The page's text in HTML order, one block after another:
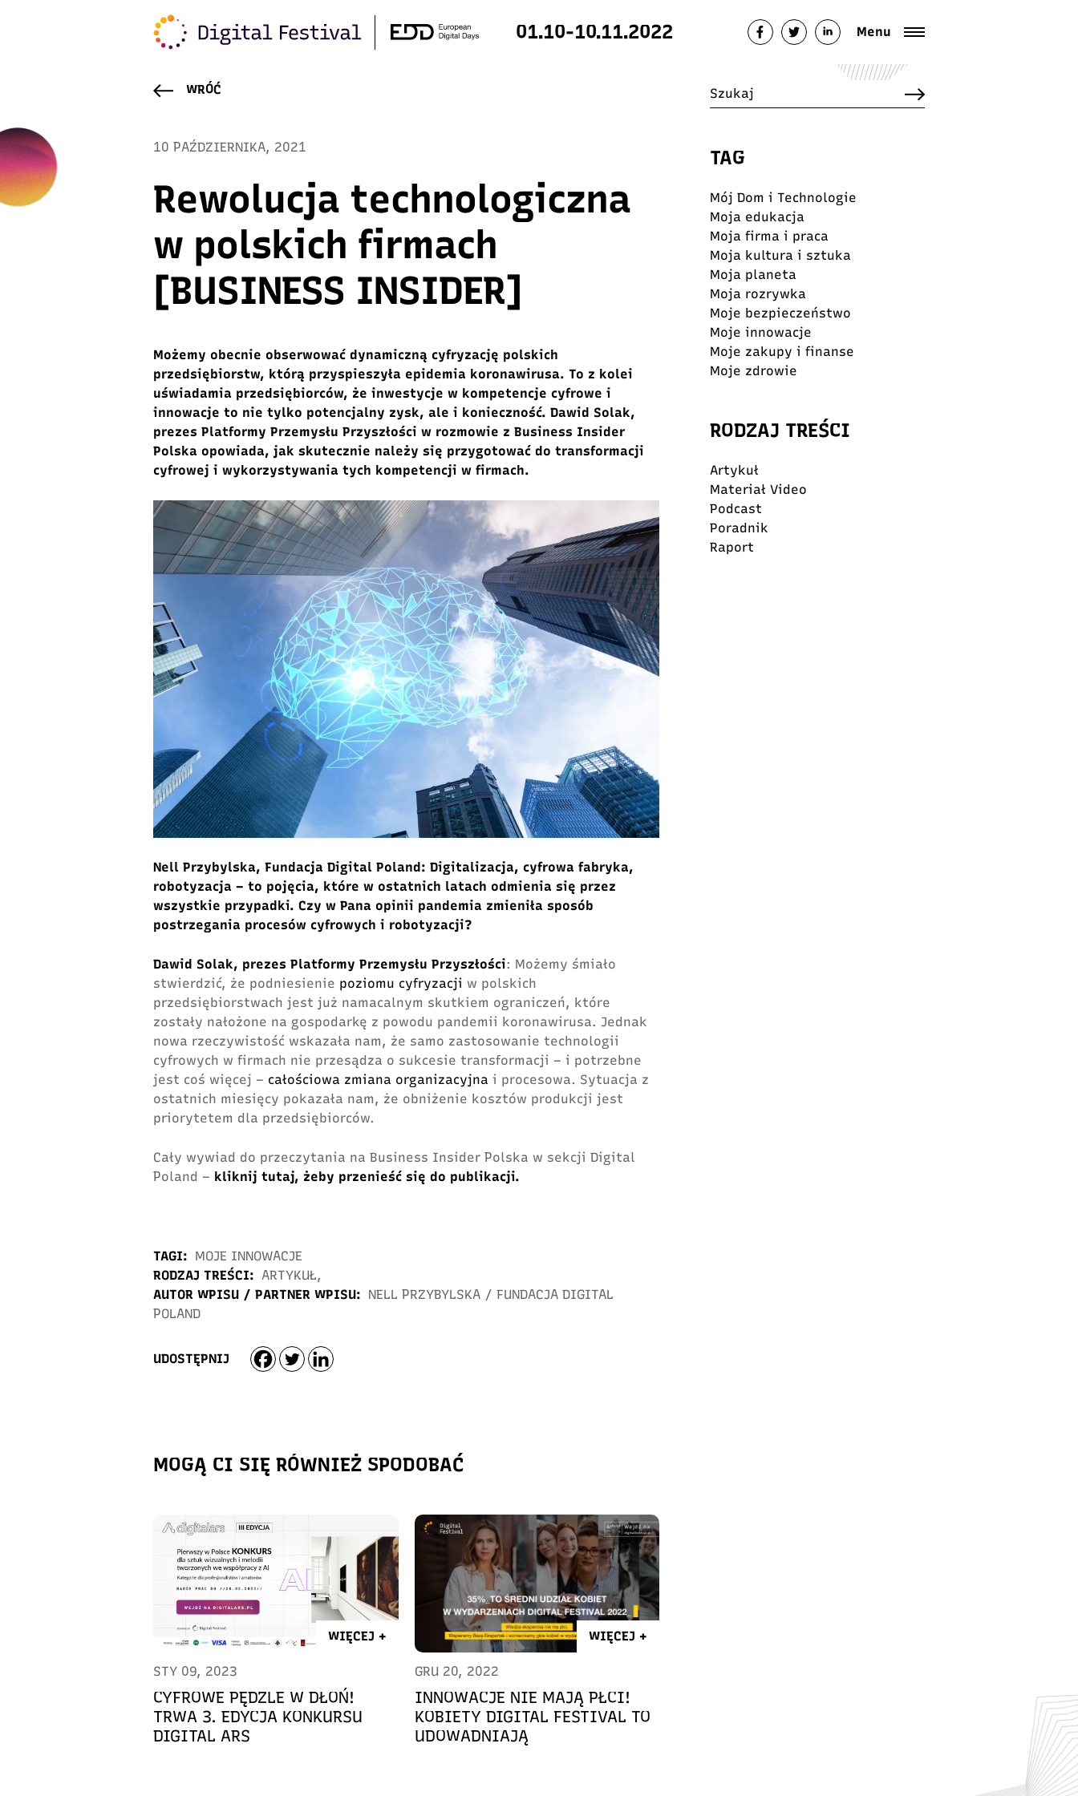
01.10-10.11.2022 Menu
WRÓĆ
10 PAŹDZIERNIKA, 2021
Rewolucja technologiczna
w polskich firmach
[BUSINESS INSIDER]
Możemy obecnie obserwować dynamiczną cyfryzację polskich
przedsiębiorstw, którą przyspieszyła epidemia koronawirusa. To z kolei
uświadamia przedsiębiorców, że inwestycje w kompetencje cyfrowe i
innowacje to nie tylko potencjalny zysk, ale i konieczność. Dawid Solak,
prezes Platformy Przemysłu Przyszłości w rozmowie z Business Insider
Polska opowiada, jak skutecznie należy się przygotować do transformacji
cyfrowej i wykorzystywania tych kompetencji w firmach.
Nell Przybylska, Fundacja Digital Poland: Digitalizacja, cyfrowa fabryka,
robotyzacja – to pojęcia, które w ostatnich latach odmienia się przez
wszystkie przypadki. Czy w Pana opinii pandemia zmieniła sposób
postrzegania procesów cyfrowych i robotyzacji?
Dawid Solak, prezes Platformy Przemysłu Przyszłości: Możemy śmiało
stwierdzić, że podniesienie poziomu cyfryzacji w polskich
przedsiębiorstwach jest już namacalnym skutkiem ograniczeń, które
zostały nałożone na gospodarkę z powodu pandemii koronawirusa. Jednak
nowa rzeczywistość wskazała nam, że samo zastosowanie technologii
cyfrowych w firmach nie przesądza o sukcesie transformacji – i potrzebne
jest coś więcej – całościowa zmiana organizacyjna i procesowa. Sytuacja z
ostatnich miesięcy pokazała nam, że obniżenie kosztów produkcji jest
priorytetem dla przedsiębiorców.
Cały wywiad do przeczytania na Business Insider Polska w sekcji Digital
Poland – kliknij tutaj, żeby przenieść się do publikacji.
TAGI: MOJE INNOWACJE
RODZAJ TREŚCI: ARTYKUŁ,
AUTOR WPISU / PARTNER WPISU: NELL PRZYBYLSKA / FUNDACJA DIGITAL
POLAND
UDOSTĘPNIJ
MOGĄ CI SIĘ RÓWNIEŻ SPODOBAĆ
WIĘCEJ +
STY 09, 2023
CYFROWE PĘDZLE W DŁOŃ!
TRWA 3. EDYCJA KONKURSU
DIGITAL ARS
WIĘCEJ +
GRU 20, 2022
INNOWACJE NIE MAJĄ PŁCI!
KOBIETY DIGITAL FESTIVAL TO
UDOWADNIAJĄ
TAG
Mój Dom i Technologie
Moja edukacja
Moja firma i praca
Moja kultura i sztuka
Moja planeta
Moja rozrywka
Moje bezpieczeństwo
Moje innowacje
Moje zakupy i finanse
Moje zdrowie
RODZAJ TREŚCI
Artykuł
Materiał Video
Podcast
Poradnik
Raport